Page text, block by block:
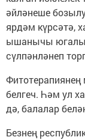
әйләнеше
ярдәм күрсәтә,
ышанычы
сүлпәнләнеп
Фитотерапиянең
белгеч. Һәм ул
дә, балалар
Безнең